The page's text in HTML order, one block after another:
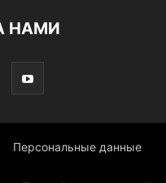
НАМИ
Персональные данные